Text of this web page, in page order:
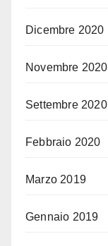
Dicembre 2020
Novembre 2020
Settembre 2020
Febbraio 2020
Marzo 2019
Gennaio 2019